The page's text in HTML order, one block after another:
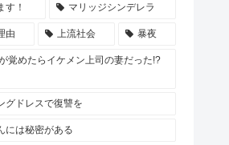
す！ マリッジシンデレラ
由 上流社会 暴夜
覚めたらイケメン上司の妻だった!?
グドレスで復讐を
には秘密がある